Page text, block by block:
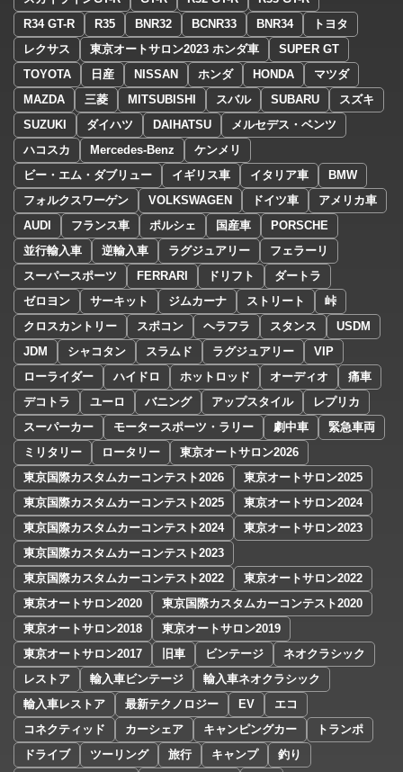
R34 GT-R
R35 BNR32 BCNR33 BNR34
トヨタ
レクサス
東京オートサロン2023 ホンダ車
SUPER GT
TOYOTA
日産 NISSAN ホンダ HONDA
マツダ
MAZDA
三菱 MITSUBISHI スバル SUBARU
スズキ
SUZUKI
ダイハツ DAIHATSU
メルセデス・ベンツ
ハコスカ
Mercedes-Benz
ケンメリ
ビー・エム・ダブリュー
イギリス車 イタリア車
BMW
フォルクスワーゲン
VOLKSWAGEN ドイツ車
アメリカ車
AUDI
フランス車 ポルシェ 国産車
PORSCHE
並行輸入車
逆輸入車 ラグジュアリー
フェラーリ
スーパースポーツ
FERRARI ドリフト
ダートラ
ゼロヨン
サーキット ジムカーナ ストリート
峠
クロスカントリー
スポコン ヘラフラ スタンス
USDM
JDM
シャコタン スラムド ラグジュアリー
VIP
ローライダー
ハイドロ ホットロッド オーディオ
痛車
デコトラ
ユーロ バニング アップスタイル
レプリカ
スーパーカー
モータースポーツ・ラリー 劇中車
緊急車両
ミリタリー
ロータリー
東京オートサロン2026
東京国際カスタムカーコンテスト2026
東京オートサロン2025
東京国際カスタムカーコンテスト2025
東京オートサロン2024
東京国際カスタムカーコンテスト2024
東京オートサロン2023
東京国際カスタムカーコンテスト2023
東京国際カスタムカーコンテスト2022
東京オートサロン2022
東京オートサロン2020
東京国際カスタムカーコンテスト2020
東京オートサロン2018
東京オートサロン2019
東京オートサロン2017
旧車 ビンテージ
ネオクラシック
レストア
輸入車ビンテージ
輸入車ネオクラシック
輸入車レストア
最新テクノロジー EV
エコ
コネクティッド
カーシェア キャンピングカー
トランポ
ドライブ
ツーリング 旅行 キャンプ
釣り